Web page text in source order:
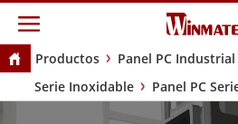
Productos
Panel PC
Serie Inoxidable
Panel PC